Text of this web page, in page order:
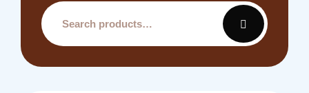
Search
for: